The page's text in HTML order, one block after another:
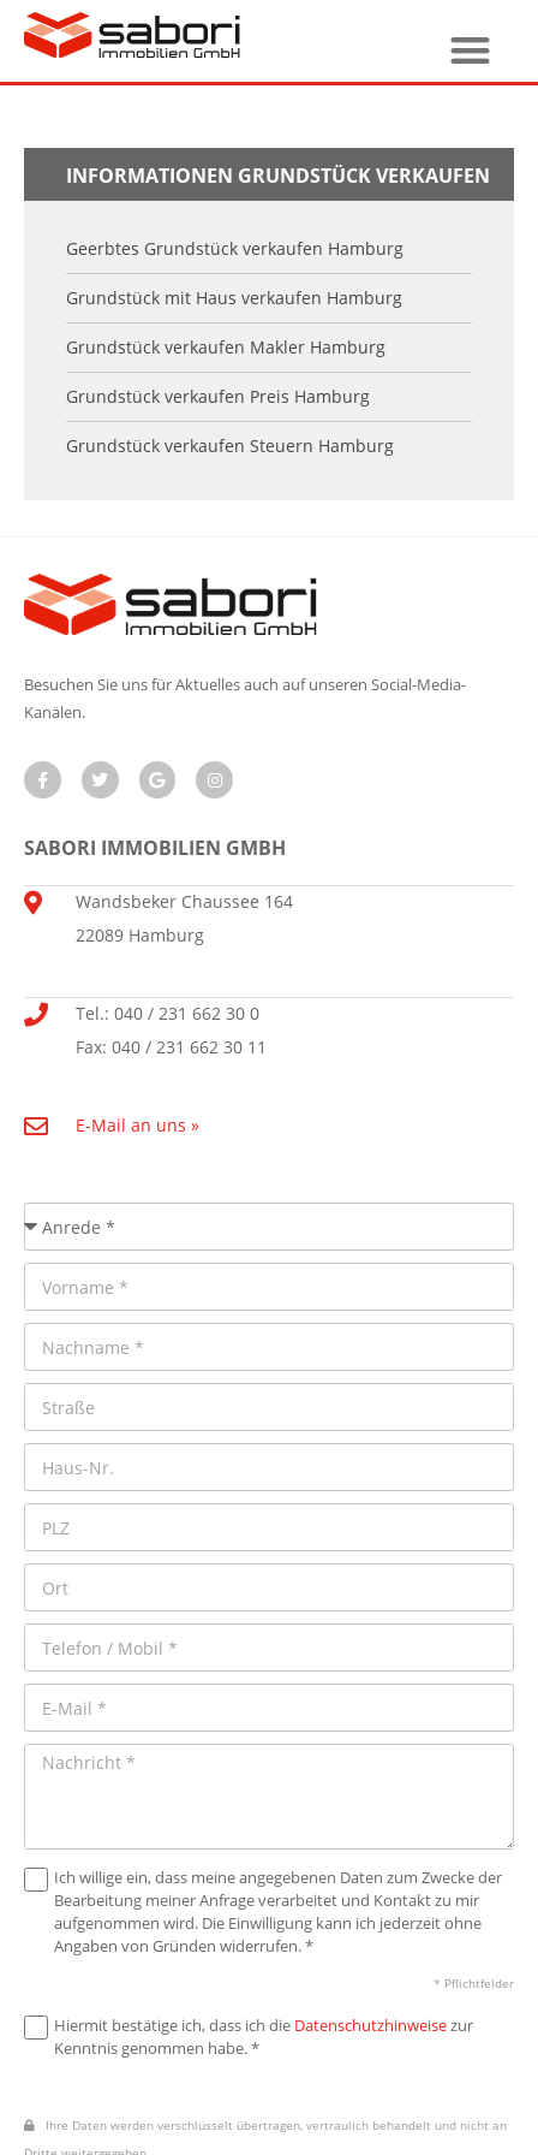
INFORMATIONEN GRUNDSTÜCK VERKAUFEN
Geerbtes Grundstück verkaufen Hamburg
Grundstück mit Haus verkaufen Hamburg
Grundstück verkaufen Makler Hamburg
Grundstück verkaufen Preis Hamburg
Grundstück verkaufen Steuern Hamburg
Besuchen Sie uns für Aktuelles auch auf unseren Social-Media-
Kanälen.
SABORI IMMOBILIEN GMBH
Wandsbeker Chaussee 164
22089 Hamburg
Tel.: 040 / 231 662 30 0
Fax: 040 / 231 662 30 11
E-Mail an uns »
Ich willige ein, dass meine angegebenen Daten zum Zwecke der
Bearbeitung meiner Anfrage verarbeitet und Kontakt zu mir
aufgenommen wird. Die Einwilligung kann ich jederzeit ohne
Angaben von Gründen widerrufen. *
* Pflichtfelder
Hiermit bestätige ich, dass ich die Datenschutzhinweisezur
Kenntnis genommen habe. *
Ihre Daten werden verschlüsselt übertragen, vertraulich behandelt und nicht an